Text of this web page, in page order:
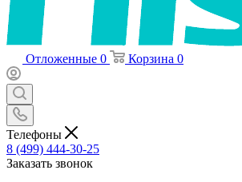
Отложенные 0 Корзина 0
Телефоны
8 (499) 444-30-25
Заказать звонок